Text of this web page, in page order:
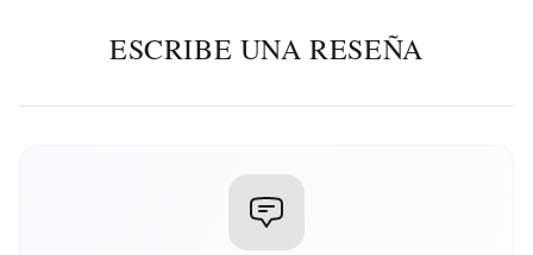
ESCRIBE UNA RESEÑA